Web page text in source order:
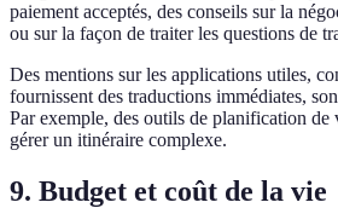
paiement acceptés, des conseils sur la
ou sur la façon de traiter les questions de
Des mentions sur les applications utiles,
fournissent des traductions immédiates,
Par exemple, des outils de planification de
gérer un itinéraire complexe.
9. Budget et coût de la vie